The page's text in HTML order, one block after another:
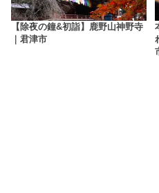
【除夜の鐘&初詣】鹿野山神野寺
｜君津市